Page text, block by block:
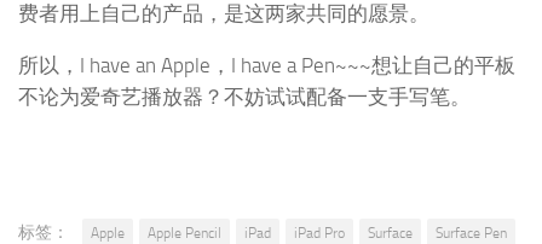
费者用上自己的产品，是这两家共同的愿景。
所以，I have an Apple，I have a Pen~~~想让自己的平板
不论为爱奇艺播放器？不妨试试配备一支手写笔。
标签： Apple Apple Pencil iPad iPad Pro Surface
Surface Pen